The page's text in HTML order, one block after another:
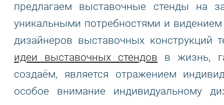
предлагаем выставочные стенды на
уникальными потребностями и
дизайнеров выставочных конструкций
идеи выставочных стендов в жизнь,
создаём, является отражением
особое внимание индивидуальному